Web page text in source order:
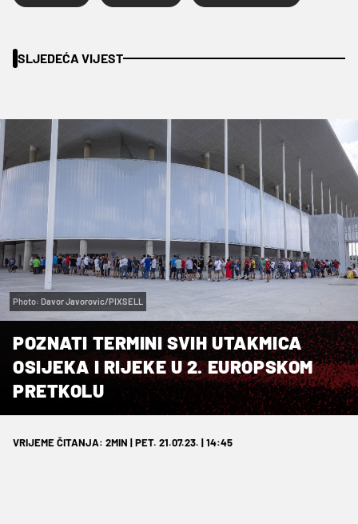
SLJEDEĆA VIJEST
Photo: Davor Javorovic/PIXSELL
POZNATI TERMINI SVIH UTAKMICA
OSIJEKA I RIJEKE U 2. EUROPSKOM
PRETKOLU
VRIJEME ČITANJA: 2MIN | PET. 21.07.23. | 14:45